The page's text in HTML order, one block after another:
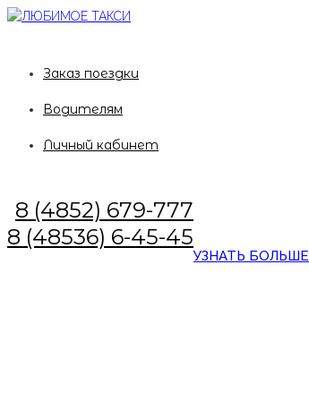
Заказ поездки
Водителям
Личный кабинет
8 (4852) 679-777
8 (48536) 6-45-45
УЗНАТЬ БОЛЬШЕ